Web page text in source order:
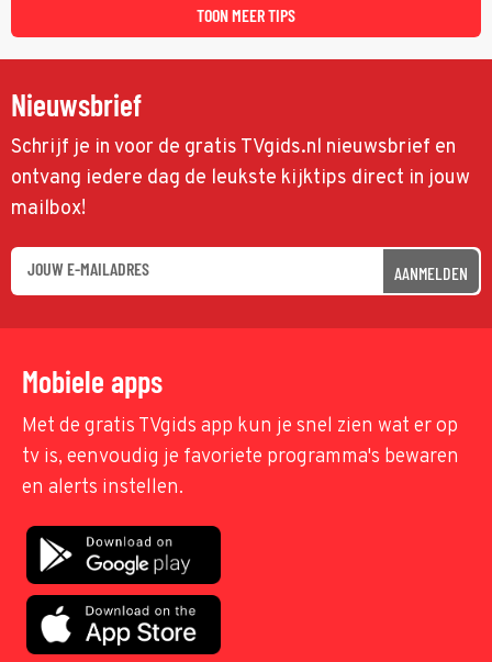
TOON MEER TIPS
Nieuwsbrief
Schrijf je in voor de gratis TVgids.nl nieuwsbrief en
ontvang iedere dag de leukste kijktips direct in jouw
mailbox!
AANMELDEN
Mobiele apps
Met de gratis TVgids app kun je snel zien wat er op
tv is, eenvoudig je favoriete programma's bewaren
en alerts instellen.